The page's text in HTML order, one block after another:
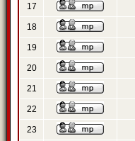
17
18
19
20
21
22
23